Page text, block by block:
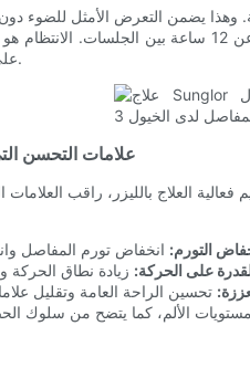
يُنصح بالعلاج مرتين يومياً، مع مراعاة ترك فاصل زمني لا يقل عن 12 ساعة
على أفضل النتائج.
علامات التحسن
التورم:
على الحركة: